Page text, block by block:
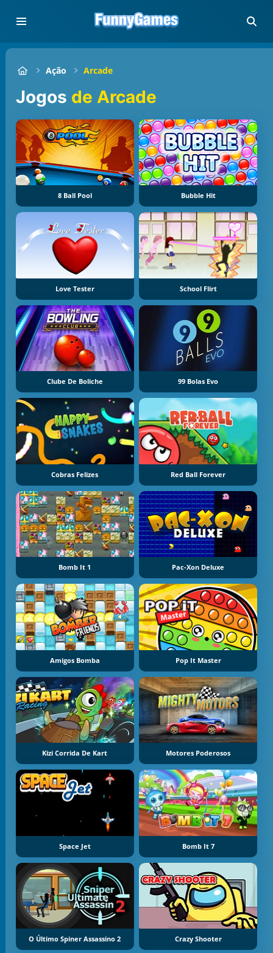
Ação Arcade
Jogos de Arcade
8 Ball Pool Bubble Hit
Love Tester School Flirt
Clube De Boliche 99 Bolas Evo
Cobras Felizes Red Ball Forever
Bomb It 1 Pac-Xon Deluxe
Amigos Bomba Pop It Master
Kizi Corrida De Kart Motores Poderosos
Space Jet Bomb It 7
O Último Spiner Assassino 2 Crazy Shooter